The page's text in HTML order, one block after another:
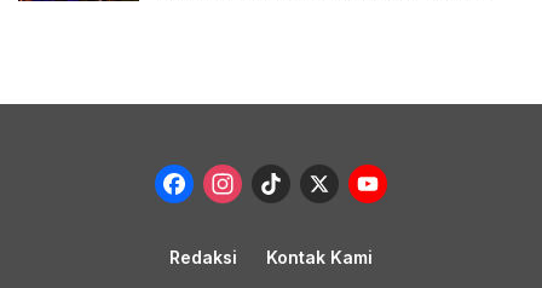
Facebook
Instagram
TikTok
X
Redaksi Kontak Kami